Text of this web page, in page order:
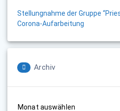
Stellungnahme der Gruppe
Corona-Aufarbeitung
Archiv